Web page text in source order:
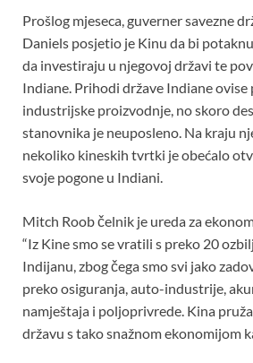
Prošlog mjeseca, guverner savezne
Daniels posjetio je Kinu da bi
da investiraju u njegovoj državi te
Indiane. Prihodi države Indiane ovise
industrijske proizvodnje, no skoro
stanovnika je neuposleno. Na kraju
nekoliko kineskih tvrtki je obećalo
svoje pogone u Indiani.
Mitch Roob čelnik je ureda za
“Iz Kine smo se vratili s preko 20
Indijanu, zbog čega smo svi jako
preko osiguranja, auto-industrije,
namještaja i poljoprivrede. Kina
državu s tako snažnom ekonomijom